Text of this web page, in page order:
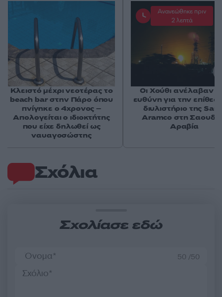
Σχόλια
Σχολίασε εδώ
50 /50
Κλειστό μέχρι νεοτέρας το
beach bar στην Πάρο όπου
πνίγηκε ο 4χρονος –
Απολογείται ο ιδιοκτήτης
που είχε δηλωθεί ως
ναυαγοσώστης
Ανανεώθηκε πριν
2 λεπτά
Οι Χούθι ανέλαβαν
ευθύνη για την
διυλιστήριο της
Aramco στη
Αραβία